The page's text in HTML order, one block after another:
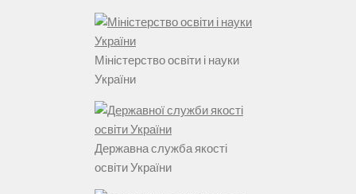
Міністерство освіти і науки
України
Державна служба якості
освіти України